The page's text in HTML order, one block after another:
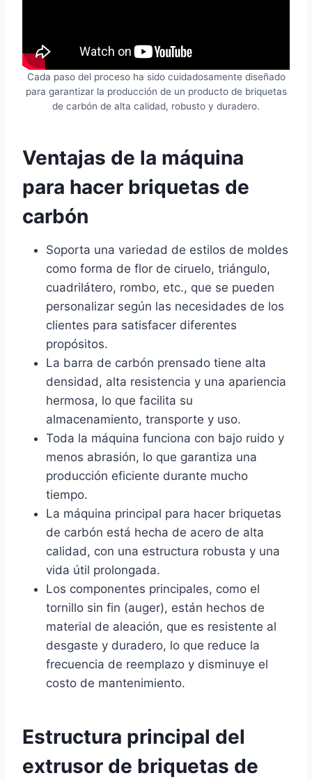
Cada paso del proceso ha sido cuidadosamente diseñado
para garantizar la producción de un producto de briquetas
de carbón de alta calidad, robusto y duradero.
Ventajas de la máquina
para hacer briquetas de
carbón
Soporta una variedad de estilos de moldes
como forma de flor de ciruelo, triángulo,
cuadrilátero, rombo, etc., que se pueden
personalizar según las necesidades de los
clientes para satisfacer diferentes
propósitos.
La barra de carbón prensado tiene alta
densidad, alta resistencia y una apariencia
hermosa, lo que facilita su
almacenamiento, transporte y uso.
Toda la máquina funciona con bajo ruido y
menos abrasión, lo que garantiza una
producción eficiente durante mucho
tiempo.
La máquina principal para hacer briquetas
de carbón está hecha de acero de alta
calidad, con una estructura robusta y una
vida útil prolongada.
Los componentes principales, como el
tornillo sin fin (auger), están hechos de
material de aleación, que es resistente al
desgaste y duradero, lo que reduce la
frecuencia de reemplazo y disminuye el
costo de mantenimiento.
Estructura principal del
extrusor de briquetas de